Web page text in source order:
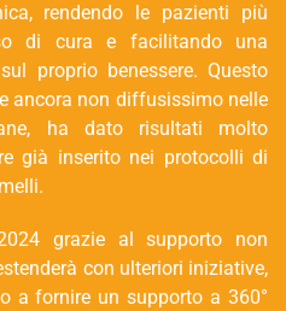
rendendo le pazienti più
di cura e facilitando una
proprio benessere. Questo
ancora non diffusissimo nelle
ha dato risultati molto
già inserito nei protocolli di
grazie al supporto non
con ulteriori iniziative,
a fornire un supporto a 360°